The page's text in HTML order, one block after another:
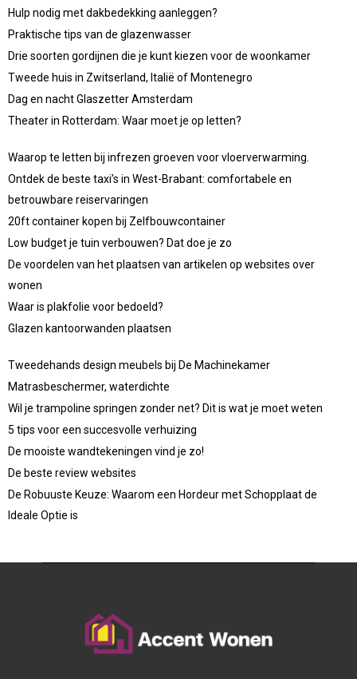
Hulp nodig met dakbedekking aanleggen?
Praktische tips van de glazenwasser
Drie soorten gordijnen die je kunt kiezen voor de woonkamer
Tweede huis in Zwitserland, Italië of Montenegro
Dag en nacht Glaszetter Amsterdam
Theater in Rotterdam: Waar moet je op letten?
Waarop te letten bij infrezen groeven voor vloerverwarming.
Ontdek de beste taxi’s in West-Brabant: comfortabele en
betrouwbare reiservaringen
20ft container kopen bij Zelfbouwcontainer
Low budget je tuin verbouwen? Dat doe je zo
De voordelen van het plaatsen van artikelen op websites over
wonen
Waar is plakfolie voor bedoeld?
Glazen kantoorwanden plaatsen
Tweedehands design meubels bij De Machinekamer
Matrasbeschermer, waterdichte
Wil je trampoline springen zonder net? Dit is wat je moet weten
5 tips voor een succesvolle verhuizing
De mooiste wandtekeningen vind je zo!
De beste review websites
De Robuuste Keuze: Waarom een Hordeur met Schopplaat de
Ideale Optie is